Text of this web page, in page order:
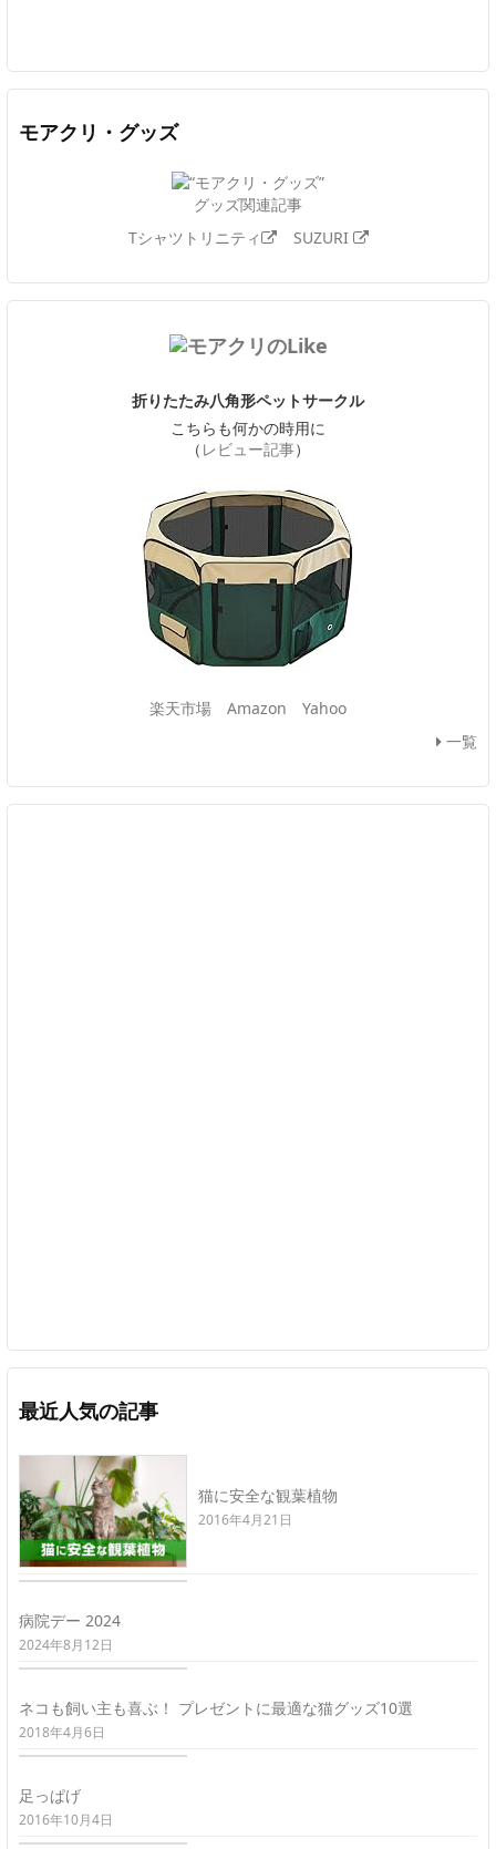
モアクリ・グッズ
グッズ関連記事
Tシャツトリニティ
SUZURI
折りたたみ八角形ペットサークル
こちらも何かの時用に
（ レビュー記事）
楽天市場 Amazon
Yahoo
一覧
最近人気の記事
猫に安全な観葉植物
2016年4月21日
病院デー 2024
2024年8月12日
ネコも飼い主も喜ぶ！ プレゼントに最適な猫グッズ10選
2018年4月6日
足っぱげ
2016年10月4日